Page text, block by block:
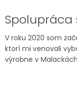
Spolupráca
V roku 2020 som
ktorí mi venovali
výrobne v